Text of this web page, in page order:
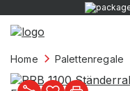
Home Palettenregale